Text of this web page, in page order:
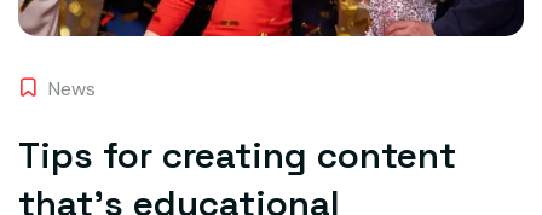
News
Tips for creating content
that’s educational